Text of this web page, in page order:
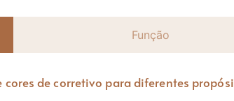
Função
cores de corretivo para diferentes